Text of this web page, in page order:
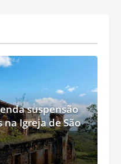
suspensão
Igreja de São